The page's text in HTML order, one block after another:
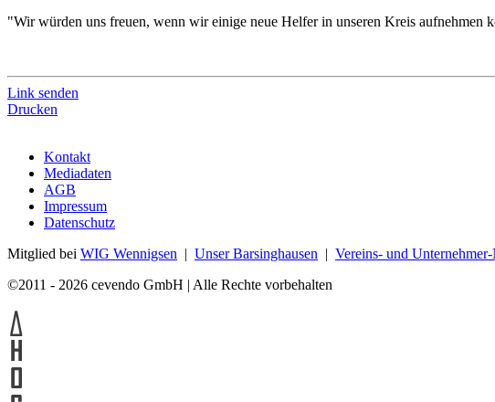
"Wir würden uns freuen, wenn wir einige neue Helfer in unseren Kreis aufnehmen
Link senden
Drucken
Kontakt
Mediadaten
AGB
Impressum
Datenschutz
Mitglied bei WIG Wennigsen | Unser Barsinghausen | Vereins- und
©2011 - 2026 cevendo GmbH | Alle Rechte vorbehalten